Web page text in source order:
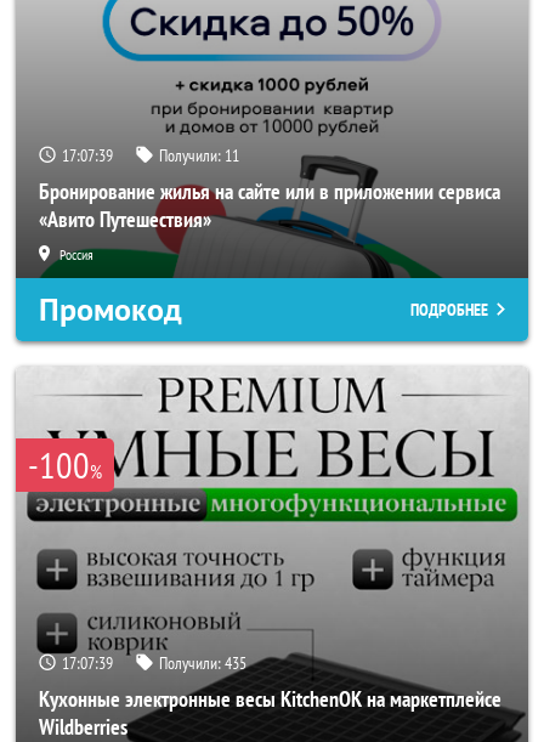
17:07:36 Получили: 11
Бронирование жилья на сайте или в приложении сервиса
«Авито Путешествия»
Россия
Промокод ПОДРОБНЕЕ
-100%
17:07:36 Получили:435
Кухонные электронные весы KitchenOK на маркетплейсе
Wildberries